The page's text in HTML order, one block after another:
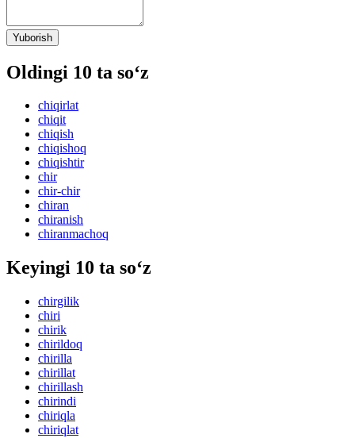
Yuborish
Oldingi 10 ta so‘z
chiqirlat
chiqit
chiqish
chiqishoq
chiqishtir
chir
chir-chir
chiran
chiranish
chiranmachoq
Keyingi 10 ta so‘z
chirgilik
chiri
chirik
chirildoq
chirilla
chirillat
chirillash
chirindi
chiriqla
chiriqlat